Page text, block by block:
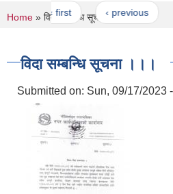
Pages
« first ‹ previous
You are here
Home » विदा सम्बन्धि सूचना ।।।
विदा सम्बन्धि सूचना ।।।
Submitted on: Sun, 09/17/2023